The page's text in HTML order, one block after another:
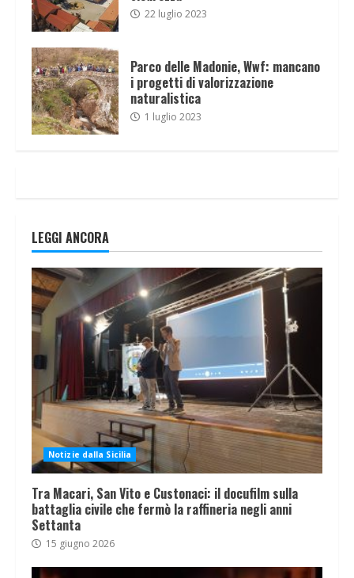
22 luglio 2023
Parco delle Madonie, Wwf: mancano
i progetti di valorizzazione
naturalistica
1 luglio 2023
LEGGI ANCORA
Notizie dalla Sicilia
Tra Macari, San Vito e Custonaci: il docufilm sulla
battaglia civile che fermò la raffineria negli anni
Settanta
15 giugno 2026